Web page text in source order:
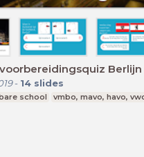
Berlijn
- 14 slides
school vmbo, mavo, havo,